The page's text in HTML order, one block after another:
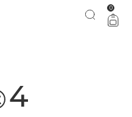
com a gente aproveita! 0
4